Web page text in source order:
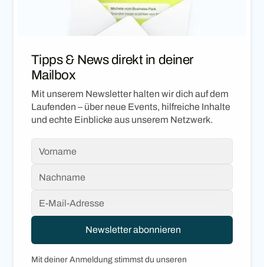
Tipps & News direkt in deiner
Mailbox
Mit unserem Newsletter halten wir dich auf dem
Laufenden – über neue Events, hilfreiche Inhalte
und echte Einblicke aus unserem Netzwerk.
Mit deiner Anmeldung stimmst du unseren